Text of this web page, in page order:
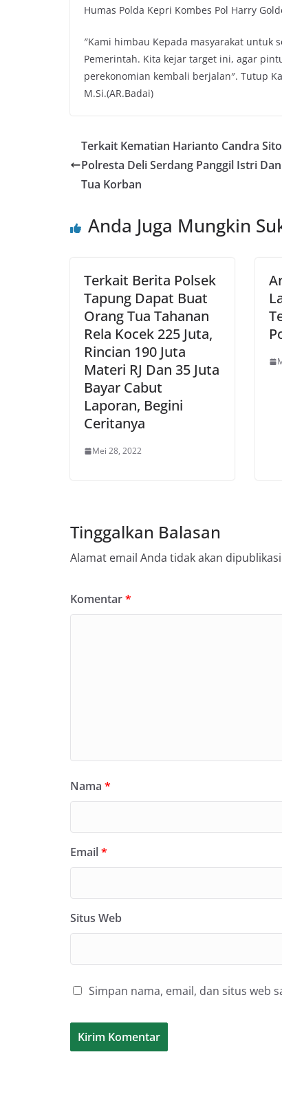
Humas Polda Kepri Kombes Pol Harry
″Kami himbau Kepada masyarakat untuk
Pemerintah. Kita kejar target ini, agar
perekonomian kembali berjalan″. Tutup
M.Si.(AR.Badai)
Terkait Kematian Harianto Candra
Polresta Deli Serdang Panggil Istri
Tua Korban
Anda Juga Mungkin
Terkait Berita Polsek
Tapung Dapat Buat
Orang Tua Tahanan
Rela Kocek 225 Juta,
Rincian 190 Juta
Materi RJ Dan 35 Juta
Bayar Cabut
Laporan, Begini
Ceritanya
Mei 28, 2022
Tinggalkan Balasan
Alamat email Anda tidak akan
Komentar*
Nama *
Email*
Situs Web
Simpan nama, email, dan situs web